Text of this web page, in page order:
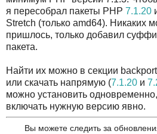
я пересобрал пакеты PHP 7.1.20
Stretch (только amd64). Никаких
пришлось, только добавил
пакета.
Найти их можно в секции
или скачать напрямую (7.1.20 и
можно установить
включать нужную версию явно.
Вы можете следить за